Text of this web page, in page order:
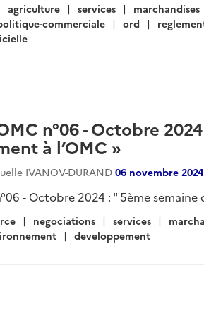
agriculture services marchandises
commerciale ord
n°06 - Octobre
à l’OMC »
IVANOV-DURAND 06 novembre 2024
- Octobre 2024 : " 5ème semaine
negociations services
developpement